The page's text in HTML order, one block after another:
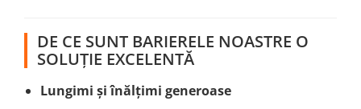
DE CE SUNT BARIERELE NOASTRE O
SOLUȚIE EXCELENTĂ
Lungimi și înălțimi generoase